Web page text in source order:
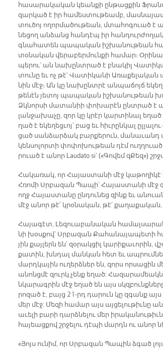
հա­սա­րա­կա­կան կեան­քի ըն­թաց­քին
զար­կած է իր հա­մես­տու­թեամբ,
տու­ծոյ ո­ղոր­մա­ծու­թեան, մտա­հո­գուած է
նե­ցող ան­ձանց հան­դէպ իր
գնա­հա­տեն պա­պա­կան իշ­խա­նու­թեան
տօ­նա­կան վե­րա­բեր­մուն­քի հա­մար։
պե­րու՝ ան նա­խընտ­րած է բնա­կիլ
տու­նը եւ ոչ թէ՝ Վա­տի­կա­նի
նին մէջ։ Ան կը նա­խընտ­րէ ան­պա­ճոյճ
թե­նէն յե­տոյ պա­պա­կան իշ­խա­նու­թեան
Ձկնոր­սի մա­տա­նիի փո­խա­րէն ընտ­րած է
լան­ջա­խա­չը, զոր կը կրէր կար­տի­նալ
ղած է ե­կե­ղեց­ւոյ՝ բաց եւ հիւ­րըն­կալ
ցած սան­ձար­ձակ բար­քե­րուն, մա­նա­ւանդ
կեն­սո­լոր­տի փո­փո­խու­թեան դէմ ուղ­ղուած
րուած է ա­նոր Laudato si’ («Գո­վեմ զՔեզ»)
Հա­կա­ռակ, որ Հա­յաս­տա­նի մէջ կա­թո­ղի­կէ
Հռո­մի Սրբա­զան Պա­պի՝ Հա­յաս­տա­նի մէջ
ողջ Հա­յաս­տա­նը ըն­դու­նեց զինք եւ
մէջ ա­նոր թէ՛ կրօ­նա­կան, թէ՛
Հա­յա­գէտ, Լե­զուա­բա­նա­կան
նի խօս­քով՝ Սրբա­զան Քա­հա­նա­յա­պե­տի
յին քայ­լերն են՝ զօ­րակ­ցիլ
քա­տին, խնդալ ման­կան հետ եւ
մարդ­կա­յին ու­ղերձ­ներ են, զորս որ­սա­ցին
ա­նոնց­մէ զուրկ չենք ե­ղած:
նկա­րագ­րին մէջ ե­ղած են այս
րո­զած է, բայց 21-րդ դա­րուն կը զգանք
մեր մէջ: Մե­զի հա­մար այս այ­ցե­լու­թիւ­նը
ա­ւե­լի բա­րի դարձ­նե­լու մեր
հա­յեաց­քով շրջե­լու դէ­պի մարդն ու ա­նոր
«Յոյս ու­նիմ, որ Սրբա­զան Պա­պին ձգած